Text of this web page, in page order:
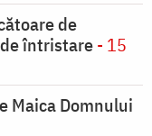
de
întristare- 15
Maica Domnului